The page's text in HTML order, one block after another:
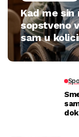
Kad me sin
sopstveno
sam u
jedan
preokrenuo